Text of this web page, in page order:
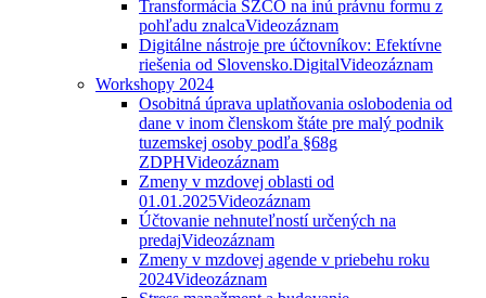
Transformácia SZČO na inú právnu formu z
pohľadu znalcaVideozáznam
Digitálne nástroje pre účtovníkov: Efektívne
riešenia od Slovensko.DigitalVideozáznam
Workshopy 2024
Osobitná úprava uplatňovania oslobodenia od
dane v inom členskom štáte pre malý podnik
tuzemskej osoby podľa §68g
ZDPHVideozáznam
Zmeny v mzdovej oblasti od
01.01.2025Videozáznam
Účtovanie nehnuteľností určených na
predajVideozáznam
Zmeny v mzdovej agende v priebehu roku
2024Videozáznam